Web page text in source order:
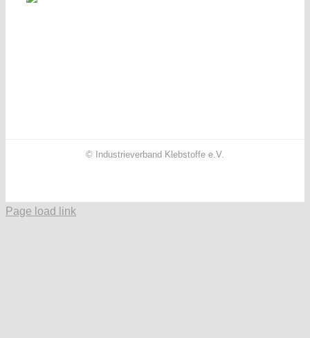
© Industrieverband Klebstoffe e.V.
Page load link